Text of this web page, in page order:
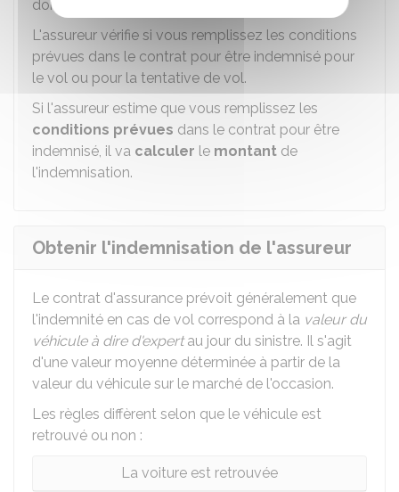
dommages.
L'assureur vérifie si vous remplissez les conditions
prévues dans le contrat pour être indemnisé pour
le vol ou pour la tentative de vol.
Si l'assureur estime que vous remplissez les
conditions prévues dans le contrat pour être
indemnisé, il va calculer le montant de
l'indemnisation.
Obtenir l'indemnisation de l'assureur
Le contrat d'assurance prévoit généralement que
l'indemnité en cas de vol correspond à la valeur du
véhicule à dire d'expertau jour du sinistre. Il s'agit
d'une valeur moyenne déterminée à partir de la
valeur du véhicule sur le marché de l'occasion.
Les règles diffèrent selon que le véhicule est
retrouvé ou non :
La voiture est retrouvée